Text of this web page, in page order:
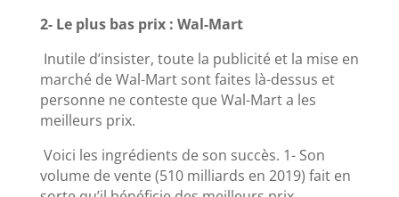
2- Le plus bas prix : Wal-Mart
Inutile d’insister, toute la publicité et la mise en
marché de Wal-Mart sont faites là-dessus et
personne ne conteste que Wal-Mart a les
meilleurs prix.
Voici les ingrédients de son succès. 1- Son
volume de vente (510 milliards en 2019) fait en